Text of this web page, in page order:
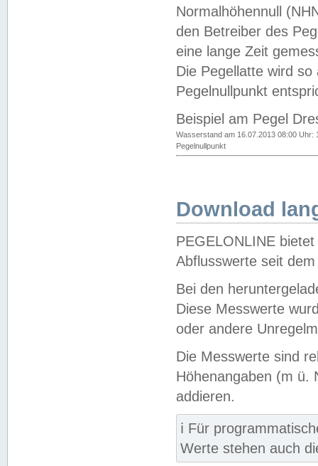
Normalhöhennull
den Betreiber des
eine lange Zeit
Die Pegellatte wird
Pegelnullpunkt
Beispiel am Pegel
Wasserstand am 16.07.2013 08:00 Uhr:
Pegelnullpunkt
Download
PEGELONLINE
Abflusswerte seit
Bei den
Diese Messwerte
oder andere
Die Messwerte sind
Höhenangaben (m ü.
addieren.
ℹ️ Für
Werte stehen auch